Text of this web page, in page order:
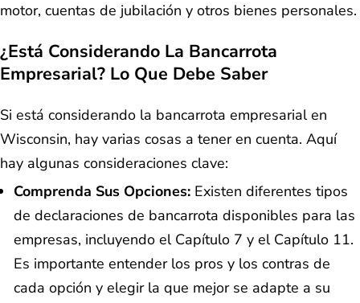
motor, cuentas de jubilación y otros bienes personales.
¿Está Considerando La Bancarrota
Empresarial? Lo Que Debe Saber
Si está considerando la bancarrota empresarial en
Wisconsin, hay varias cosas a tener en cuenta. Aquí
hay algunas consideraciones clave:
Comprenda Sus Opciones: Existen diferentes tipos
de declaraciones de bancarrota disponibles para las
empresas, incluyendo el Capítulo 7 y el Capítulo 11.
Es importante entender los pros y los contras de
cada opción y elegir la que mejor se adapte a su